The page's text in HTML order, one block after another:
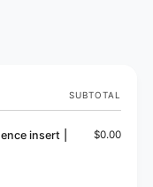
SUBTOTAL
insert |
$0.00